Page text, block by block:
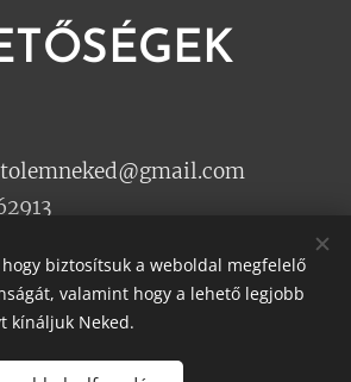
Stúdió - Test és Lélek masszázs a
mindennapokra
Sütik
biztosítsuk a weboldal megfelelő
valamint hogy a lehető legjobb
kínáljuk Neked.